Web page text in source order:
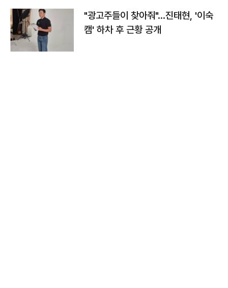
"광고주들이 찾아줘"…진태현, '이숙
캠' 하차 후 근황 공개